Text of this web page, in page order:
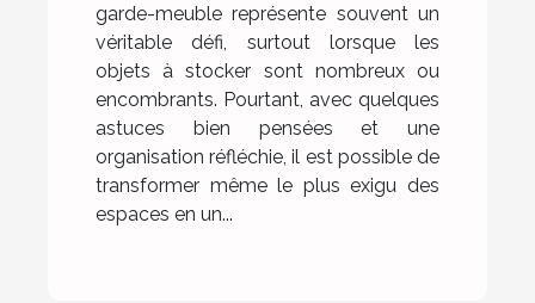
garde-meuble représente souvent un
véritable défi, surtout lorsque les
objets à stocker sont nombreux ou
encombrants. Pourtant, avec quelques
astuces bien pensées et une
organisation réfléchie, il est possible de
transformer même le plus exigu des
espaces en un...